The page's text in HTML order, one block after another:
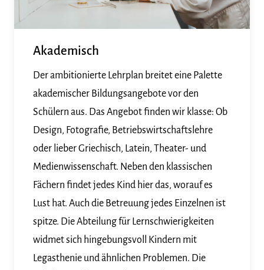
Akademisch
Der ambitionierte Lehrplan breitet eine Palette
akademischer Bildungsangebote vor den
Schülern aus. Das Angebot finden wir klasse: Ob
Design, Fotografie, Betriebswirtschaftslehre
oder lieber Griechisch, Latein, Theater- und
Medienwissenschaft. Neben den klassischen
Fächern findet jedes Kind hier das, worauf es
Lust hat. Auch die Betreuung jedes Einzelnen ist
spitze. Die Abteilung für Lernschwierigkeiten
widmet sich hingebungsvoll Kindern mit
Legasthenie und ähnlichen Problemen. Die